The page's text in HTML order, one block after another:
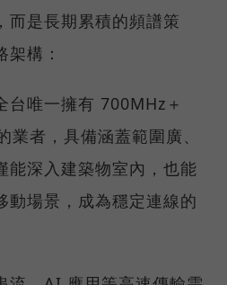
而是長期累積的頻譜策
構：
台唯一擁有 700MHz＋
者，具備涵蓋範圍廣、
能深入建築物室內，也能
動場景，成為穩定連線的